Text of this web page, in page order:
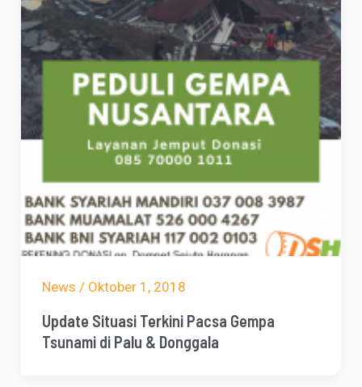
News / Oktober 1, 2018
Update Situasi Terkini Pacsa Gempa
Tsunami di Palu & Donggala